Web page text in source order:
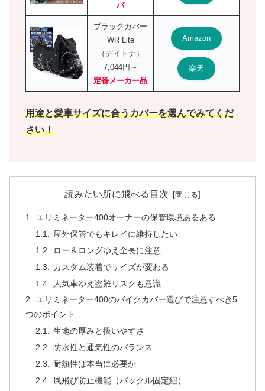
パ
ブラックカバー
WR Lite
（デイトナ）
7,044円～
定番メーカー品
Amazon
楽天
用途と愛車サイズに合うカバーを選んでみてくだ
さい！
読みたい所に飛べる目次
エリミネーター400オーナーの保管環境あるある
屋外保管でもキレイに維持したい
ロー＆ロングゆえ全長に注意
カスタム装着でサイズが変わる
人気車ゆえ盗難リスクも意識
エリミネーター400のバイクカバー選びで注意すべき5
つのポイント
生地の厚みと扱いやすさ
防水性と通気性のバランス
耐熱性は本当に必要か
風飛び防止機能（バックル固定紐）